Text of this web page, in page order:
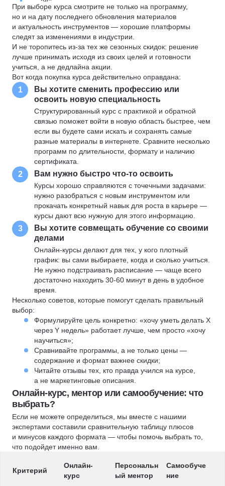
При выборе курса смотрите не только на программу,
но и на дату последнего обновления материалов
и актуальность инструментов — хорошие платформы
следят за изменениями в индустрии.
И не торопитесь из-за тех же сезонных скидок: решение
лучше принимать исходя из своих целей и готовности
учиться, а не дедлайна акции.
Вот когда покупка курса действительно оправдана:
1
Вы хотите сменить профессию или
освоить новую специальность
Структурированный курс с практикой и обратной
связью поможет войти в новую область быстрее, чем
если вы будете сами искать и сохранять самые
разные материалы в интернете. Сравните несколько
программ по длительности, формату и наличию
сертификата.
2 Вам нужно быстро что-то освоить
Курсы хорошо справляются с точечными задачами:
нужно разобраться с новым инструментом или
прокачать конкретный навык для роста в карьере —
курсы дают всю нужную для этого информацию.
3
Вы хотите совмещать обучение со своими
делами
Онлайн-курсы делают для тех, у кого плотный
график: вы сами выбираете, когда и сколько учиться.
Не нужно подстраивать расписание — чаще всего
достаточно находить 30-60 минут в день в удобное
время.
Несколько советов, которые помогут сделать правильный
выбор:
Формулируйте цель конкретно: «хочу уметь делать X
через Y недель» работает лучше, чем просто «хочу
научиться»;
Сравнивайте программы, а не только цены —
содержание и формат важнее скидки;
Читайте отзывы тех, кто правда учился на курсе,
а не маркетинговые описания.
Онлайн-курс, ментор или самообучение: что
выбрать?
Если не можете определиться, мы вместе с нашими
экспертами составили сравнительную таблицу плюсов
и минусов каждого формата — чтобы помочь выбрать то,
что подойдет именно вам.
Критерий
Онлайн-
курс
Персональн
ый ментор
Самообуче
ние